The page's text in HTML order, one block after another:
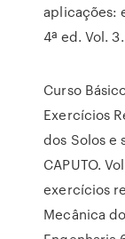
aplicações:
4ª ed. Vol. 3.
Curso
Exercícios
dos Solos e
CAPUTO.
exercícios
Mecânica